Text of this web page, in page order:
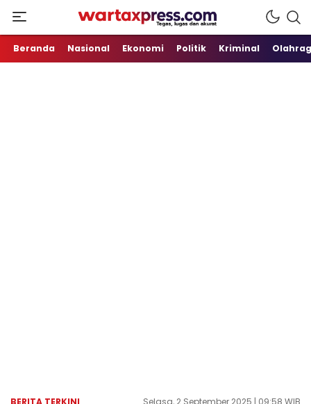
WartaXpress
Tegas, Lugas dan Akurat
Beranda Nasional Ekonomi Politik Kriminal
BERITA TERKINI Selasa, 2 September 2025 | 09:58 WIB